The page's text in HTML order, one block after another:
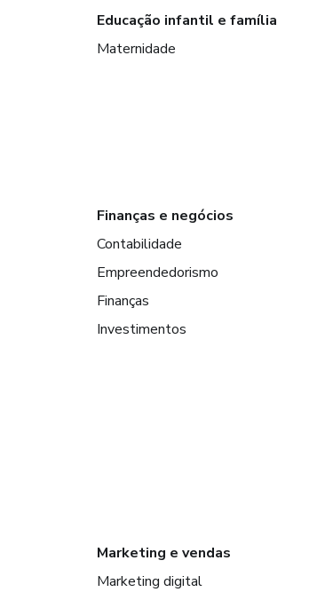
Educação infantil e família
Maternidade
Finanças e negócios
Contabilidade
Empreendedorismo
Finanças
Investimentos
Marketing e vendas
Marketing digital